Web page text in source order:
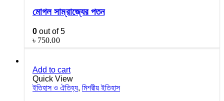
মোগল সাম্রাজ্যের পতন
0 out of 5
৳ 750.00
Add to cart
Quick View
ইতিহাস ও ঐতিহ্য, মিশরীয় ইতিহাস